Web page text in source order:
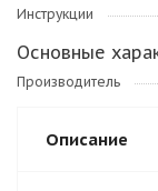
Инструкции
Основные
Производитель
Описание